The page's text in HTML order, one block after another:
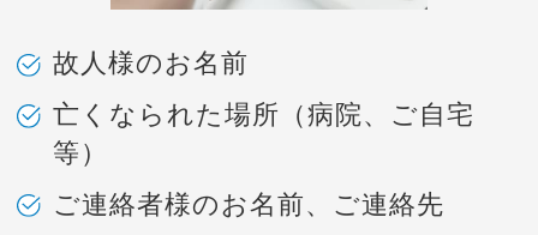
故人様のお名前
亡くなられた場所（病院、ご自宅
等）
ご連絡者様のお名前、ご連絡先